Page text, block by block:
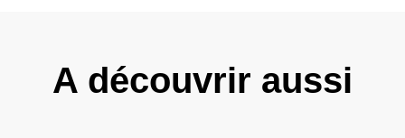
A découvrir aussi